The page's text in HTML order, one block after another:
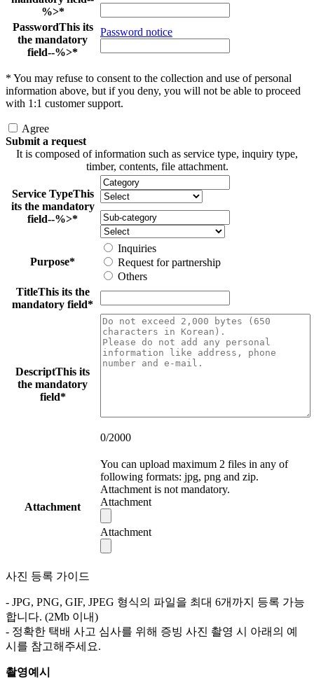
%>*
PasswordThis its
the mandatory
field--%>*
Password notice
* You may refuse to consent to the collection and use of personal
information above, but if you deny, you will not be able to proceed
with 1:1 customer support.
Agree
Submit a request
It is composed of information such as service type, inquiry type,
timber, contents, file attachment.
Service TypeThis
its the mandatory
field--%>*
Purpose*
Inquiries
Request for partnership
Others
TitleThis its the
mandatory field*
DescriptThis its
the mandatory
field*
0/2000
Attachment
You can upload maximum 2 files in any of
following formats: jpg, png and zip.
Attachment is not mandatory.
Attachment
Attachment
사진 등록 가이드
- JPG, PNG, GIF, JPEG 형식의 파일을 최대 6개까지 등록 가능
합니다. (2Mb 이내)
- 정확한 택배 사고 심사를 위해 증빙 사진 촬영 시 아래의 예
시를 참고해주세요.
촬영예시